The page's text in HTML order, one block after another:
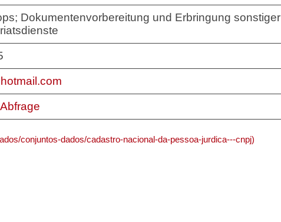
Dokumentenvorbereitung und Erbringung sonstiger
conjuntos-dados/cadastro-nacional-da-pessoa-jurdica---cnpj)